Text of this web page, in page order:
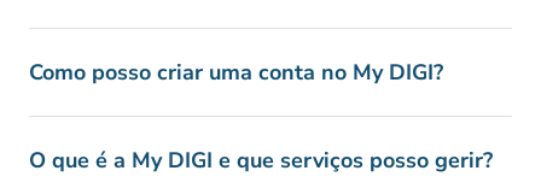
Como posso criar uma conta no My DIGI?
O que é a My DIGI e que serviços posso gerir?